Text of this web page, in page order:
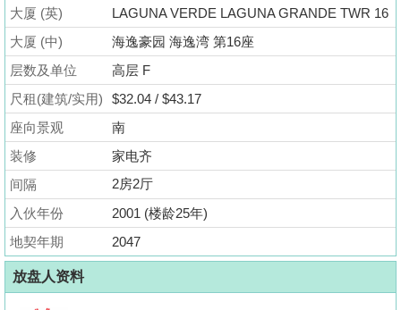
业
手
册
关
於
我
们
大厦 (英)
LAGUNA VERDE LAGUNA GRANDE TWR 16
大厦 (中)
海逸豪园 海逸湾 第16座
层数及单位
高层 F
尺租(建筑/实用)
$32.04 / $43.17
座向景观
南
装修
家电齐
间隔
2房2厅
入伙年份
2001 (楼龄25年)
地契年期
2047
放盘人资料